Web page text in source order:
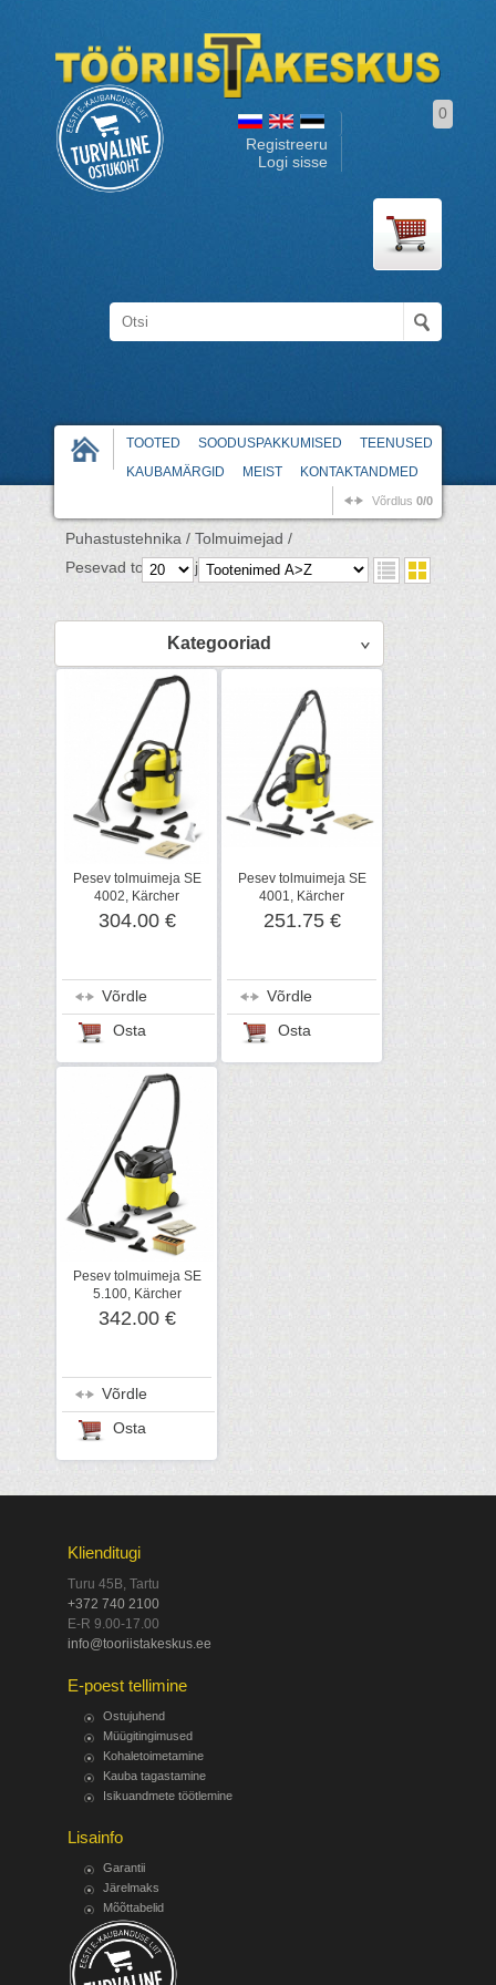
Registreeru
Logi sisse
0
TOOTED SOODUSPAKKUMISED
TEENUSED
KAUBAMÄRGID
MEIST KONTAKTANDMED
Võrdlus 0/0
Puhastustehnika / Tolmuimejad /
Pesevad tolmuimejad /
Kategooriad
Pesev tolmuimeja SE
4002, Kärcher
304.00 €
Võrdle
Osta
Pesev tolmuimeja SE
4001, Kärcher
251.75 €
Võrdle
Osta
Pesev tolmuimeja SE
5.100, Kärcher
342.00 €
Võrdle
Osta
Klienditugi
Turu 45B, Tartu
+372 740 2100
E-R 9.00-17.00
info@tooriistakeskus.ee
E-poest tellimine
Ostujuhend
Müügitingimused
Kohaletoimetamine
Kauba tagastamine
Isikuandmete töötlemine
Lisainfo
Garantii
Järelmaks
Mõõttabelid